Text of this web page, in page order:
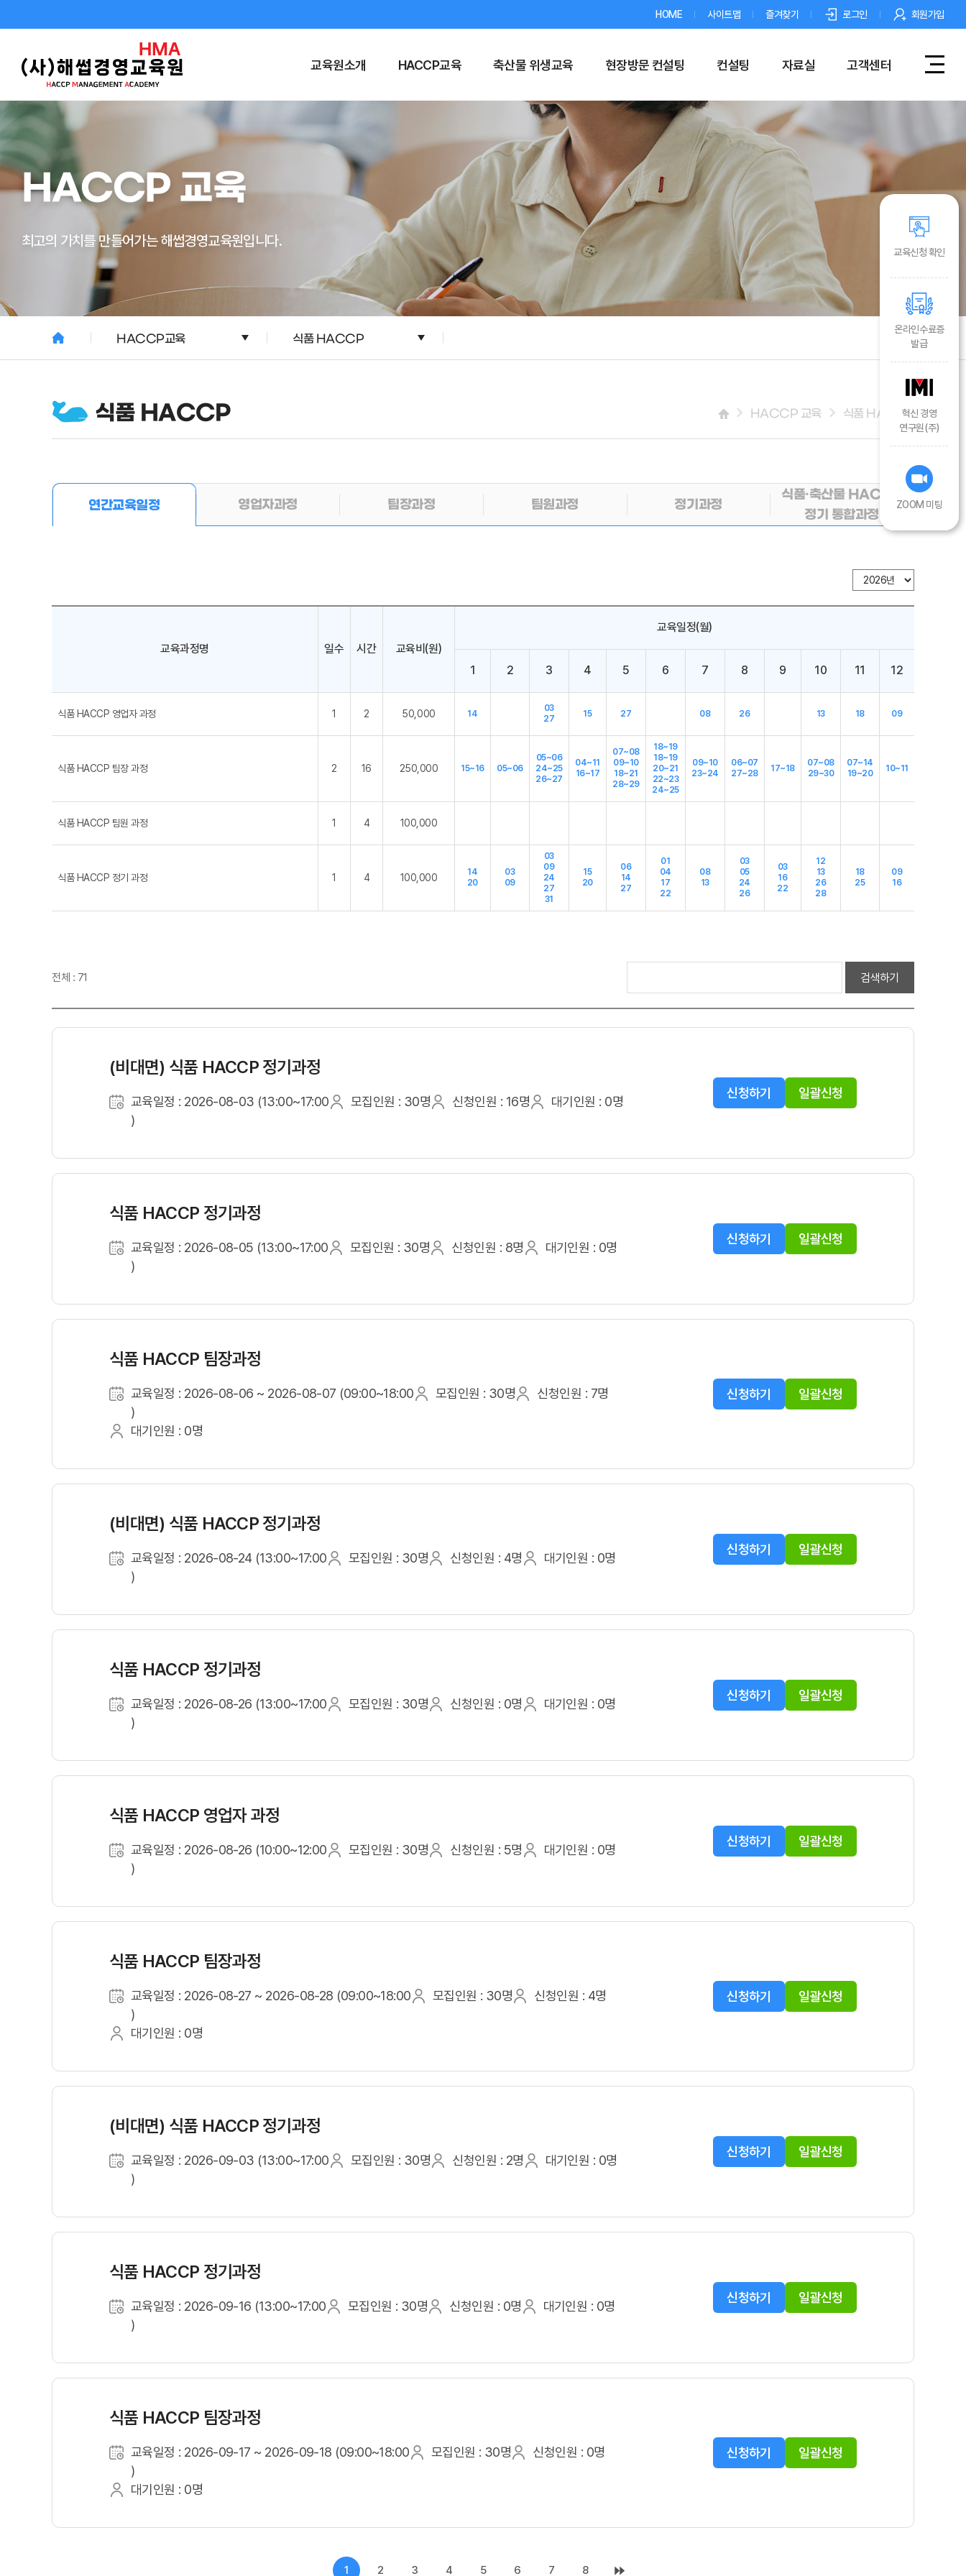
HOME 사이트맵 즐겨찾기 로그인 회원가입
교육원소개 HACCP교육 축산물 위생교육 현장방문 컨설팅 컨설팅 자료실 고객센터
HACCP 교육
최고의 가치를 만들어가는 해썹경영교육원입니다.
HACCP교육 식품 HACCP
식품 HACCP HACCP 교육 식품 HACCP
연간교육일정 영업자과정 팀장과정 팀원과정 정기과정
식품·축산물 HACCP
정기 통합과정
교육과정명 일수 시간 교육비(원)
교육일정(월)
1 2 3 4 5 6 7 8 9 10 11 12
식품 HACCP 영업자 과정 1 2 50,000 14
03
27
15 27 08 26 13 18 09
식품 HACCP 팀장 과정 2 16 250,000 15~16 05~06
05~06
24~25
26~27
04~11
16~17
07~08
09~10
18~21
28~29
18~19
18~19
20~21
22~23
24~25
09~10
23~24
06~07
27~28
17~18
07~08
29~30
07~14
19~20
10~11
식품 HACCP 팀원 과정 1 4 100,000
식품 HACCP 정기 과정 1 4 100,000
14
20
03
09
03
09
24
27
31
15
20
06
14
27
01
04
17
22
08
13
03
05
24
26
03
16
22
12
13
26
28
18
25
09
16
전체 : 71 검색하기
(비대면) 식품 HACCP 정기과정
교육일정 : 2026-08-03 (13:00~17:00
)
모집인원 : 30명 신청인원 : 16명 대기인원 : 0명
신청하기 일괄신청
식품 HACCP 정기과정
교육일정 : 2026-08-05 (13:00~17:00
)
모집인원 : 30명 신청인원 : 8명 대기인원 : 0명
신청하기 일괄신청
식품 HACCP 팀장과정
교육일정 : 2026-08-06 ~ 2026-08-07 (09:00~18:00
)
모집인원 : 30명 신청인원 : 7명
대기인원 : 0명
신청하기 일괄신청
(비대면) 식품 HACCP 정기과정
교육일정 : 2026-08-24 (13:00~17:00
)
모집인원 : 30명 신청인원 : 4명 대기인원 : 0명
신청하기 일괄신청
식품 HACCP 정기과정
교육일정 : 2026-08-26 (13:00~17:00
)
모집인원 : 30명 신청인원 : 0명 대기인원 : 0명
신청하기 일괄신청
식품 HACCP 영업자 과정
교육일정 : 2026-08-26 (10:00~12:00
)
모집인원 : 30명 신청인원 : 5명 대기인원 : 0명
신청하기 일괄신청
식품 HACCP 팀장과정
교육일정 : 2026-08-27 ~ 2026-08-28 (09:00~18:00
)
모집인원 : 30명 신청인원 : 4명
대기인원 : 0명
신청하기 일괄신청
(비대면) 식품 HACCP 정기과정
교육일정 : 2026-09-03 (13:00~17:00
)
모집인원 : 30명 신청인원 : 2명 대기인원 : 0명
신청하기 일괄신청
식품 HACCP 정기과정
교육일정 : 2026-09-16 (13:00~17:00
)
모집인원 : 30명 신청인원 : 0명 대기인원 : 0명
신청하기 일괄신청
식품 HACCP 팀장과정
교육일정 : 2026-09-17 ~ 2026-09-18 (09:00~18:00
)
모집인원 : 30명 신청인원 : 0명
대기인원 : 0명
신청하기 일괄신청
1 2 3 4 5 6 7 8
교육신청 확인
온라인수료증
발급
혁신 경영
연구원(주)
ZOOM 미팅